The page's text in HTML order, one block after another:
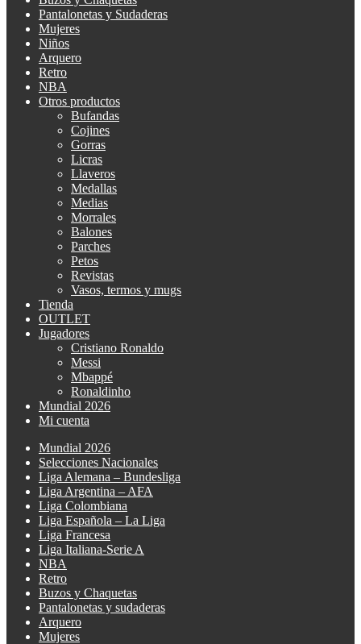
Pantalonetas y Sudaderas
Mujeres
Niños
Arquero
Retro
NBA
Otros productos
Bufandas
Cojines
Gorras
Licras
Llaveros
Medallas
Medias
Morrales
Balones
Parches
Petos
Revistas
Vasos, termos y mugs
Tienda
OUTLET
Jugadores
Cristiano Ronaldo
Messi
Mbappé
Ronaldinho
Mundial 2026
Mi cuenta
Mundial 2026
Selecciones Nacionales
Liga Alemana – Bundesliga
Liga Argentina – AFA
Liga Colombiana
Liga Española – La Liga
Liga Francesa
Liga Italiana-Serie A
NBA
Retro
Buzos y Chaquetas
Pantalonetas y sudaderas
Arquero
Mujeres